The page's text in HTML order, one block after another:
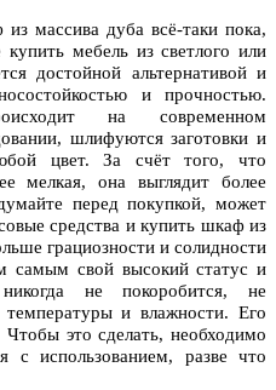
массива дуба всё-таки пока,
мебель из светлого или
достойной альтернативой и
и прочностью.
на современном
шлифуются заготовки и
цвет. За счёт того, что
мелкая, она выглядит более
перед покупкой, может
средства и купить шкаф из
грациозности и солидности
самым свой высокий статус и
никогда не покоробится, не
температуры и влажности. Его
это сделать, необходимо
с использованием, разве что